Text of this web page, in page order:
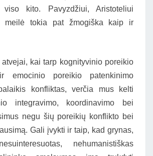
kito. Pavyzdžiui, Aristoteliui
meilė tokia pat žmogiška kaip ir
kai tarp kognityvinio poreikio
emocinio poreikio patenkinimo
konfliktas, verčia mus kelti
integravimo, koordinavimo bei
negu šių poreikių konflikto bei
Gali įvykti ir taip, kad grynas,
nehumanistiškas